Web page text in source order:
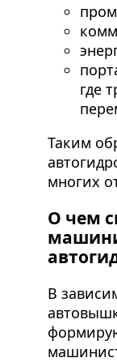
где
Таким
многих
О чем
В